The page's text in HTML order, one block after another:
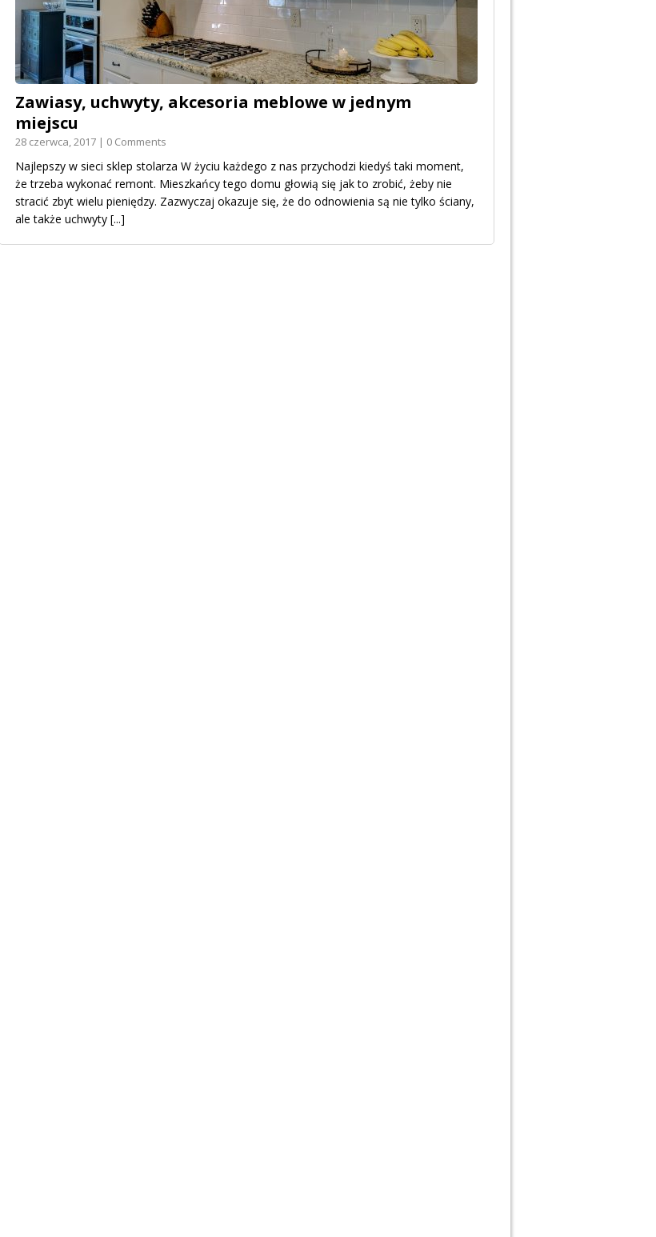
Zawiasy, uchwyty, akcesoria meblowe w jednym
miejscu
28 czerwca, 2017 | 0 Comments
Najlepszy w sieci sklep stolarza W życiu każdego z nas przychodzi kiedyś taki moment,
że trzeba wykonać remont. Mieszkańcy tego domu głowią się jak to zrobić, żeby nie
stracić zbyt wielu pieniędzy. Zazwyczaj okazuje się, że do odnowienia są nie tylko ściany,
ale także uchwyty [...]